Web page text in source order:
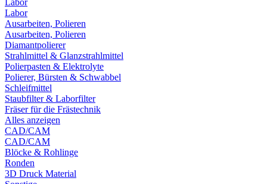
Labor
Labor
Ausarbeiten, Polieren
Ausarbeiten, Polieren
Diamantpolierer
Strahlmittel & Glanzstrahlmittel
Polierpasten & Elektrolyte
Polierer, Bürsten & Schwabbel
Schleifmittel
Staubfilter & Laborfilter
Fräser für die Frästechnik
Alles anzeigen
CAD/CAM
CAD/CAM
Blöcke & Rohlinge
Ronden
3D Druck Material